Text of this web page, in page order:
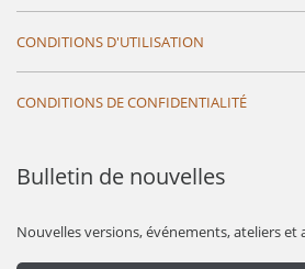
CONDITIONS D'UTILISATION
CONDITIONS DE CONFIDENTIALITÉ
Bulletin de nouvelles
Nouvelles versions, événements, ateliers et